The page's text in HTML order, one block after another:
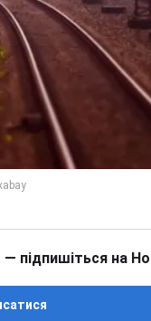
підпишіться на